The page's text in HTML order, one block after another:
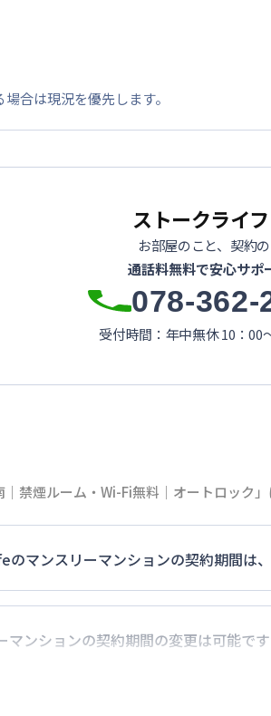
合は現況を優先します。
ストークライ
お部屋のこと、契約
通話料無料で安心サポ
078-362-
受付時間：年中無休 10：00
｜禁煙ルーム・Wi-Fi無料｜オートロック
マンスリーマンションの契約期間は
間ですが1ヶ月（30日）以上のご契
マンションの契約期間の変更は可能です